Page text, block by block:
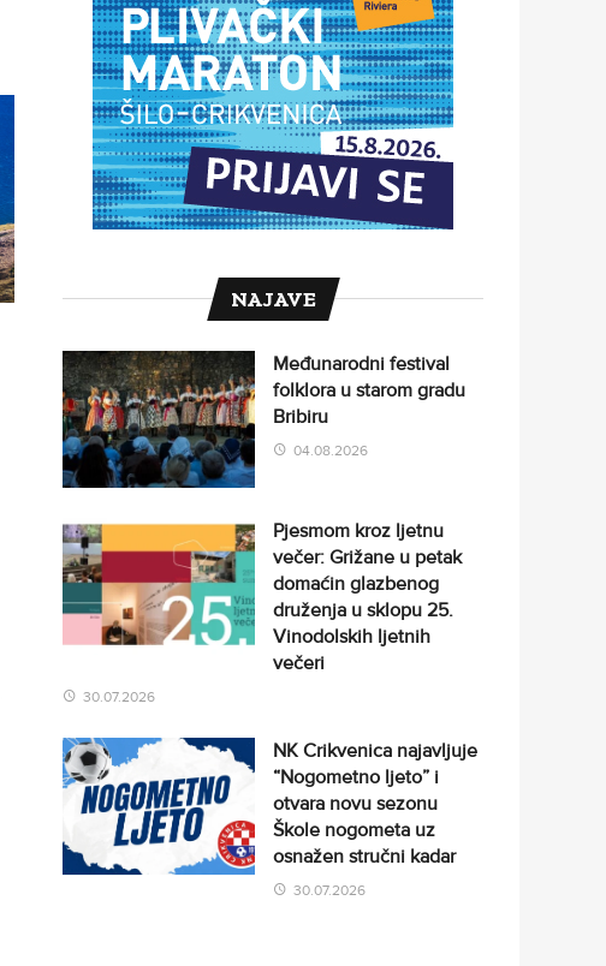
NAJAVE
Međunarodni festival
folklora u starom gradu
Bribiru
04.08.2026
Pjesmom kroz ljetnu
večer: Grižane u petak
domaćin glazbenog
druženja u sklopu 25.
Vinodolskih ljetnih
večeri
30.07.2026
NK Crikvenica najavljuje
“Nogometno ljeto” i
otvara novu sezonu
Škole nogometa uz
osnažen stručni kadar
30.07.2026